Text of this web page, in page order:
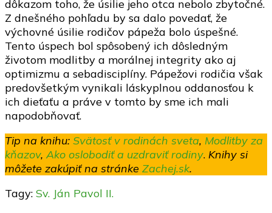
dôkazom toho, že úsilie jeho otca nebolo zbytočné.
Z dnešného pohľadu by sa dalo povedať, že
výchovné úsilie rodičov pápeža bolo úspešné.
Tento úspech bol spôsobený ich dôsledným
životom modlitby a morálnej integrity ako aj
optimizmu a sebadisciplíny. Pápežovi rodičia však
predovšetkým vynikali láskyplnou oddanosťou k
ich dieťaťu a práve v tomto by sme ich mali
napodobňovať.
Tip na knihu: Svätosť v rodinách sveta, Modlitby za
kňazov,Ako oslobodiť a uzdraviť rodiny. Knihy si
môžete zakúpiť na stránke Zachej.sk.
Tagy: Sv. Ján Pavol II.